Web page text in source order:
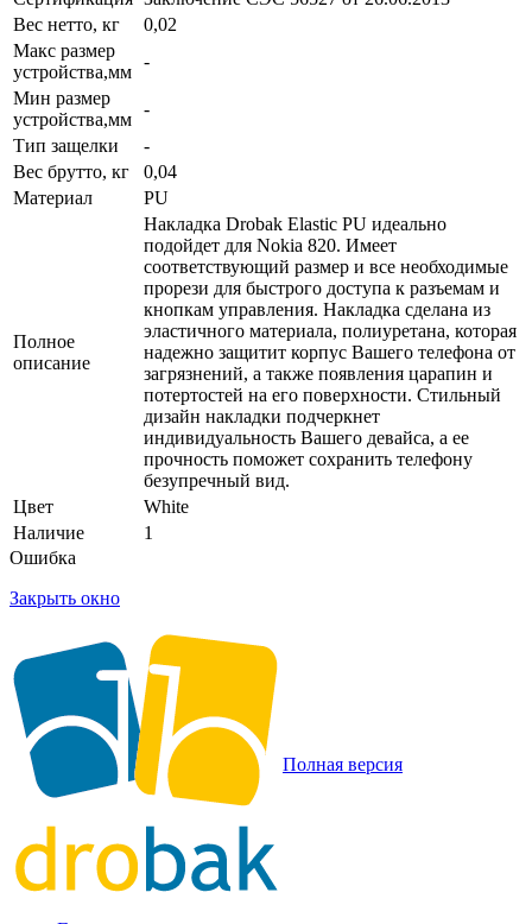
Вес нетто, кг
0,02
Макс размер
устройства,мм
-
Мин размер
устройства,мм
-
Тип защелки
-
Вес брутто, кг
0,04
Материал
PU
Полное
описание
Накладка Drobak Elastic PU идеально
подойдет для Nokia 820. Имеет
соответствующий размер и все необходимые
прорези для быстрого доступа к разъемам и
кнопкам управления. Накладка сделана из
эластичного материала, полиуретана, которая
надежно защитит корпус Вашего телефона от
загрязнений, а также появления царапин и
потертостей на его поверхности. Стильный
дизайн накладки подчеркнет
индивидуальность Вашего девайса, а ее
прочность поможет сохранить телефону
безупречный вид.
Цвет
White
Наличие
1
Ошибка
Закрыть окно
Полная версия